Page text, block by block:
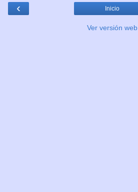
‹ Inicio
Ver versión web